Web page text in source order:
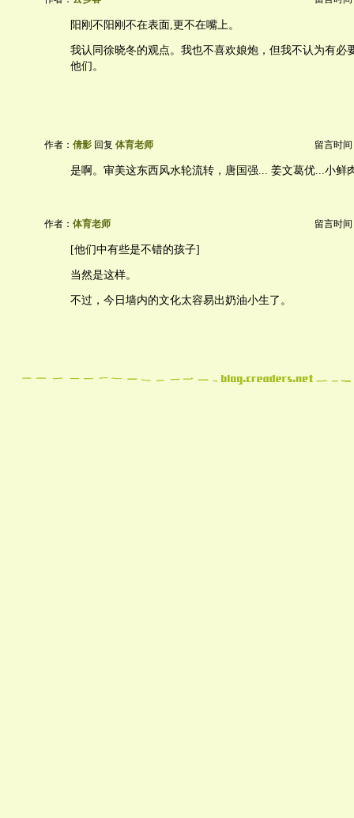
阳刚不阳刚不在表面,更不在嘴上。
我认同徐晓冬的观点。我也不喜欢娘炮，但我不认为有必
他们。
作者： 倩影 回复 体育老师 留言时间
是啊。审美这东西风水轮流转，唐国强... 姜文葛优...小鲜
作者： 体育老师 留言时间
[他们中有些是不错的孩子]
当然是这样。
不过，今日墙内的文化太容易出奶油小生了。